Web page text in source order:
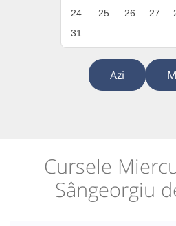
24
25 26 27
31
Azi
Cursele
Sângeorgiu